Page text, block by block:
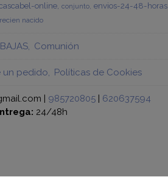
online conjunto envios-24-48-horas
recien nacido
Comunión
un pedido Políticas de Cookies
| 985720805| 620637594
24/48h